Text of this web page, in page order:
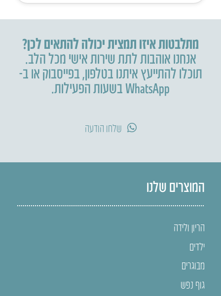
מתלבטות איזו תמצית יכולה להתאים לכן?
אנחנו אוהבות לתת שירות אישי מכל הלב.
תוכלו להתייעץ איתנו בטלפון,בפייסבוק או ב-
WhatsApp בשעות הפעילות.
שלחו הודעה
המוצרים שלנו
הריון ולידה
ילדים
מבוגרים
גוף נפש